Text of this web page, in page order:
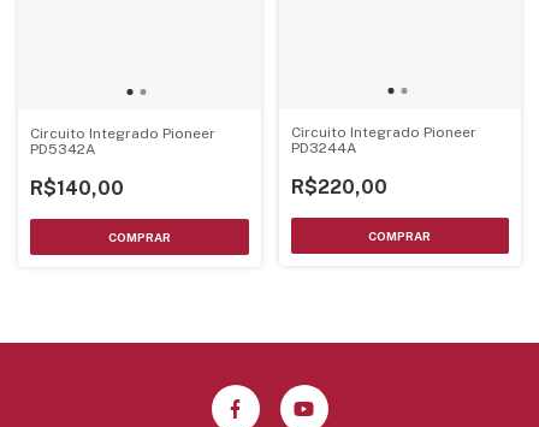
Circuito Integrado Pioneer
PD5342A
R$140,00
Circuito Integrado Pioneer
PD3244A
R$220,00